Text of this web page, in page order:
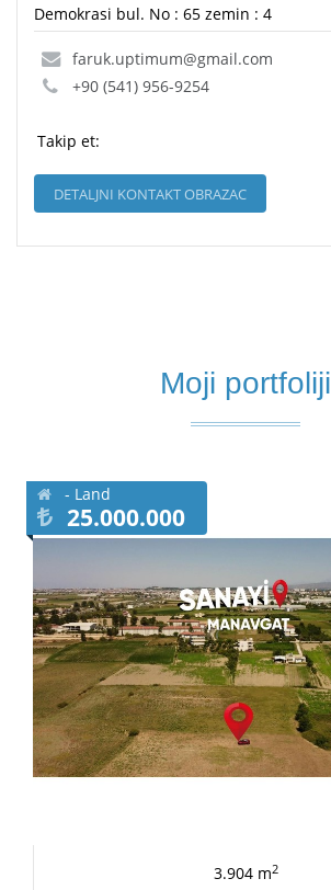
Demokrasi bul. No : 65 zemin : 4
faruk.uptimum@gmail.com
+90 (541) 956-9254
Takip et:
DETALJNI KONTAKT OBRAZAC
Moji portfoliji
- Land
25.000.000
3.904 m2